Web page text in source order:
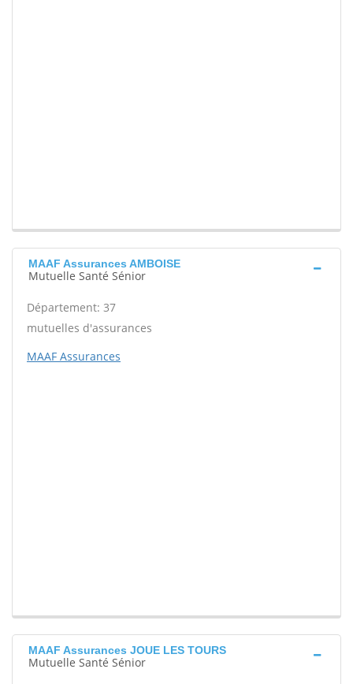
MAAF Assurances AMBOISE
Mutuelle Santé Sénior
Département: 37
mutuelles d'assurances
MAAF Assurances
MAAF Assurances JOUE LES TOURS
Mutuelle Santé Sénior